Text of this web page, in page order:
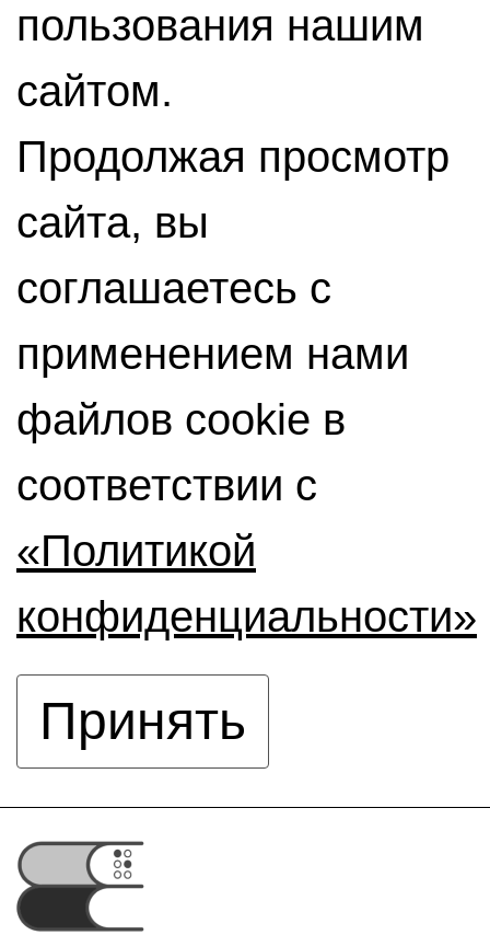
пользования нашим
сайтом.
Продолжая просмотр
сайта, вы
соглашаетесь с
применением нами
файлов cookie в
соответствии с
«Политикой
конфиденциальности»
Принять